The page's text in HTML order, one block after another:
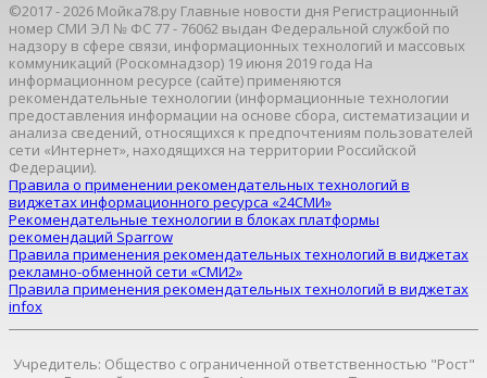
©2017 - 2026 Мойка78.ру Главные новости дня Регистрационный
номер СМИ ЭЛ № ФС 77 - 76062 выдан Федеральной службой по
надзору в сфере связи, информационных технологий и массовых
коммуникаций (Роскомнадзор) 19 июня 2019 года На
информационном ресурсе (сайте) применяются
рекомендательные технологии (информационные технологии
предоставления информации на основе сбора, систематизации и
анализа сведений, относящихся к предпочтениям пользователей
сети «Интернет», находящихся на территории Российской
Федерации).
Правила о применении рекомендательных технологий в
виджетах информационного ресурса «24СМИ»
Рекомендательные технологии в блоках платформы
рекомендаций Sparrow
Правила применения рекомендательных технологий в виджетах
рекламно-обменной сети «СМИ2»
Правила применения рекомендательных технологий в виджетах
infox
Учредитель: Общество с ограниченной ответственностью "Рост"